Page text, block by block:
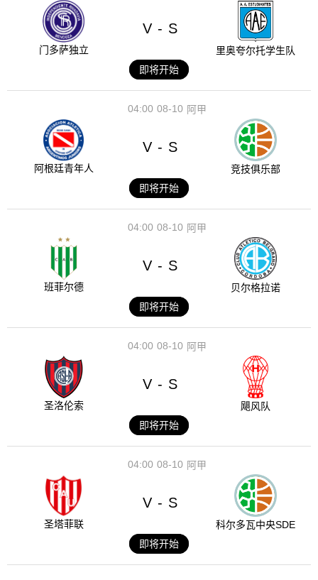
门多萨独立
V - S
里奥夸尔托学生队
即将开始
08-10
04:00 阿甲
阿根廷青年人
V - S
竞技俱乐部
即将开始
08-10
04:00 阿甲
班菲尔德
V - S
贝尔格拉诺
即将开始
08-10
04:00 阿甲
圣洛伦索
V - S
飓风队
即将开始
08-10
04:00 阿甲
圣塔菲联
V - S
科尔多瓦中央SDE
即将开始